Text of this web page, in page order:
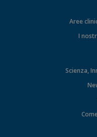
Aree
I
Scienza,